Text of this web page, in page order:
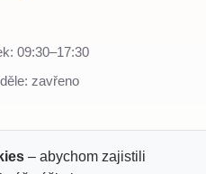
09:30–17:30
zavřeno
– abychom zajistili